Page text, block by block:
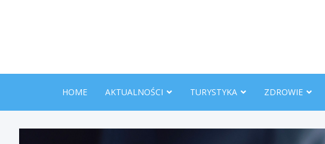
HOME AKTUALNOŚCI TURYSTYKA ZDROWIE